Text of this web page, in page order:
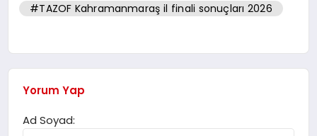
#TAZOF Kahramanmaraş il finali sonuçları 2026
Yorum Yap
Ad Soyad: